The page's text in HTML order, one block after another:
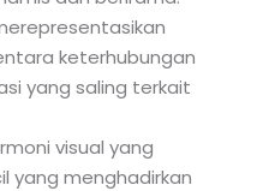
keterhubungan
yang saling terkait
visual yang
yang menghadirkan